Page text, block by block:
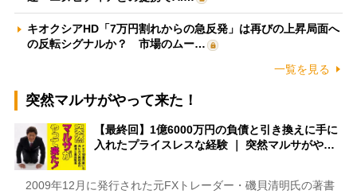
キオクシアHD「7万円割れからの急反発」は再びの上昇局面へ
の反転シグナルか？ 市場のムー…
一覧を見る
突然マルサがやって来た！
【最終回】1億6000万円の負債と引き換えに手に
入れたプライスレスな経験 ｜ 突然マルサがや…
2009年12月に発行された元FXトレーダー・磯貝清明氏の著書